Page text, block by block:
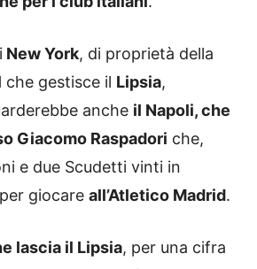
New York, di proprietà della
che gestisce il Lipsia,
anche il Napoli, che
Giacomo Raspadori che,
e due Scudetti vinti in
giocare all’Atletico Madrid.
lascia il Lipsia, per una cifra